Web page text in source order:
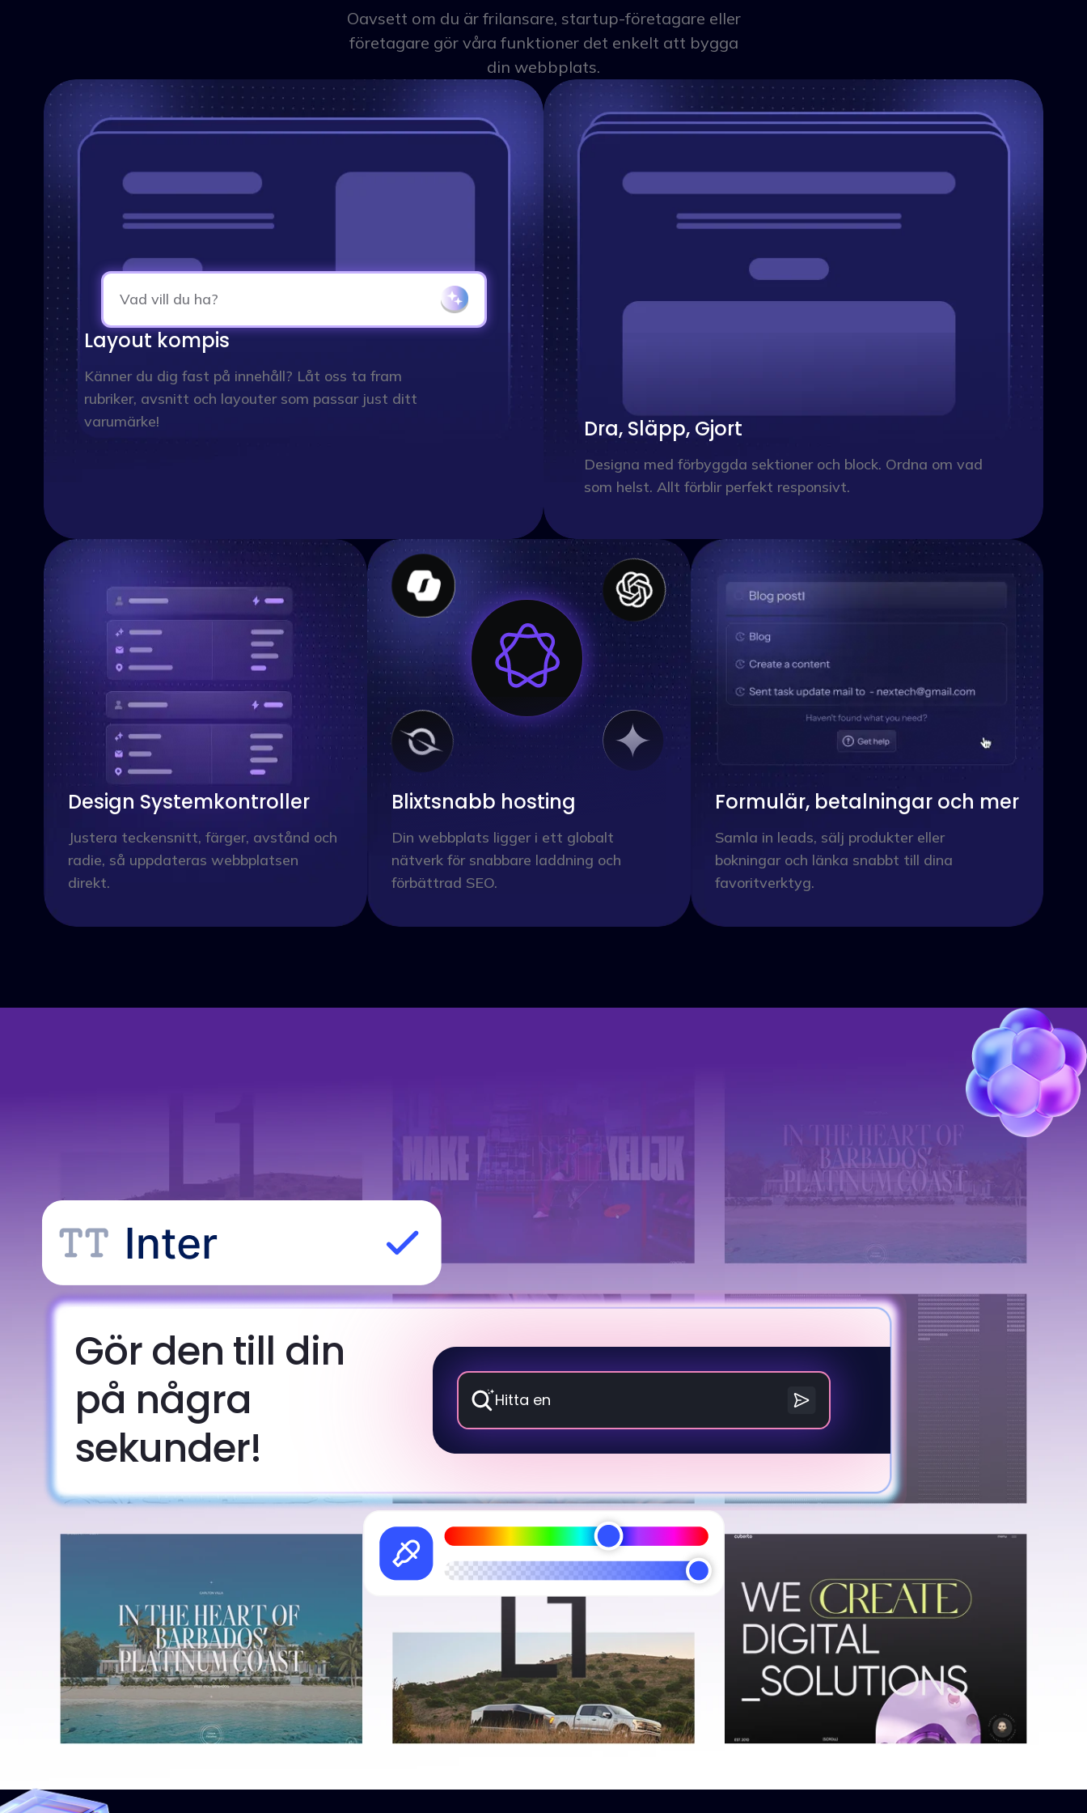
Oavsett om du är frilansare, startup-företagare eller
företagare gör våra funktioner det enkelt att bygga
din webbplats.
Vad vill du ha?
Layout kompis
Känner du dig fast på innehåll? Låt oss ta fram
rubriker, avsnitt och layouter som passar just ditt
varumärke!
Dra, Släpp, Gjort
Designa med förbyggda sektioner och block. Ordna om vad
som helst. Allt förblir perfekt responsivt.
Design Systemkontroller
Justera teckensnitt, färger, avstånd och
radie, så uppdateras webbplatsen
direkt.
Blixtsnabb hosting
Din webbplats ligger i ett globalt
nätverk för snabbare laddning och
förbättrad SEO.
Formulär, betalningar och mer
Samla in leads, sälj produkter eller
bokningar och länka snabbt till dina
favoritverktyg.
Gör den till din
på några
sekunder!
Hitta en